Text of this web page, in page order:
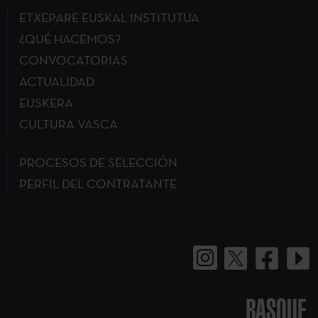
ETXEPARE EUSKAL INSTITUTUA
¿QUÉ HACEMOS?
CONVOCATORIAS
ACTUALIDAD
EUSKERA
CULTURA VASCA
PROCESOS DE SELECCIÓN
PERFIL DEL CONTRATANTE
BASQUE.